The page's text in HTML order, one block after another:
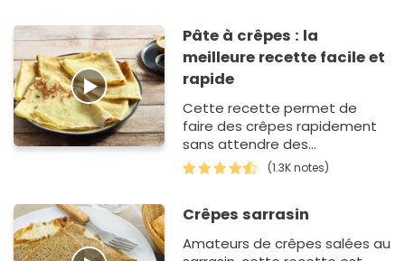
Pâte à crêpes : la
meilleure recette facile et
rapide
Cette recette permet de
faire des crêpes rapidement
sans attendre des
heures pour laisser reposer la
pâte. En utilisant du lait tiède,
(1.3K notes)
Crêpes sarrasin
Amateurs de crêpes salées au